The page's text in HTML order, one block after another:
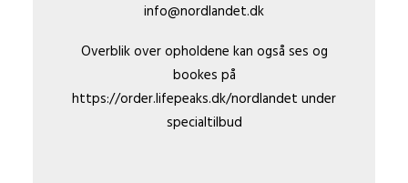
info@nordlandet.dk
Overblik over opholdene kan også ses og
bookes på
https://order.lifepeaks.dk/nordlandet under
specialtilbud